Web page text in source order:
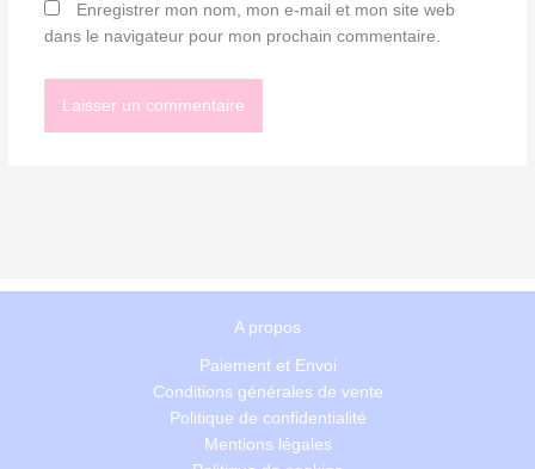
Enregistrer mon nom, mon e-mail et mon site web
dans le navigateur pour mon prochain commentaire.
A propos
Paiement et Envoi
Conditions générales de vente
Politique de confidentialité
Mentions légales